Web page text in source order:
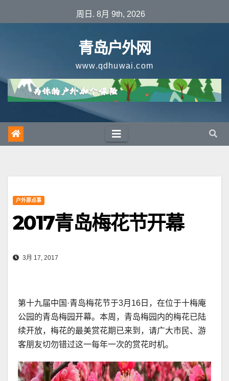
至
周日. 8月 9th, 2026
青岛户外网
www.qdhuwai.com
户外那点事
2017青岛梅花节开幕
3月 17, 2017
第十九届中国·青岛梅花节于3月16日，在位于十梅庵
公园的青岛梅园开幕。本周，青岛梅园内的梅花已陆
续开放，梅花的最美赏花期已来到，请广大市民、游
客朋友切勿错过这一每年一次的赏花时机。